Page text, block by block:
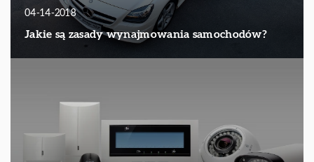
04-14-2018
Jakie są zasady wynajmowania samochodów?